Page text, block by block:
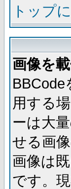
トップ
画像を
用する
ーは大
せる画
画像は
です。